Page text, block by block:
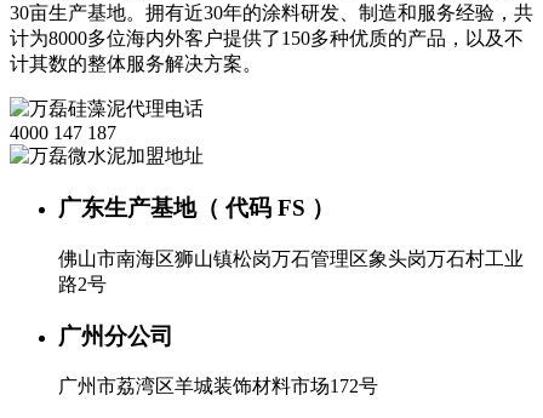
30亩生产基地。拥有近30年的涂料研发、制造和服务经验，共
计为8000多位海内外客户提供了150多种优质的产品，以及不
计其数的整体服务解决方案。
4000 147 187
广东生产基地（ 代码 FS ）
佛山市南海区狮山镇松岗万石管理区象头岗万石村工业
路2号
广州分公司
广州市荔湾区羊城装饰材料市场172号